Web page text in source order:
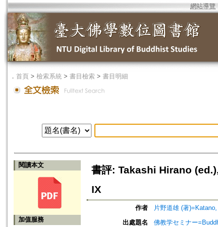
網站導覽
． 首頁 > 檢索系統 > 書目檢索 > 書目明細
閱讀本文
加值服務
書評: Takashi Hirano
IX
作者
片野道雄 (著
出處題名
佛教学セミナー